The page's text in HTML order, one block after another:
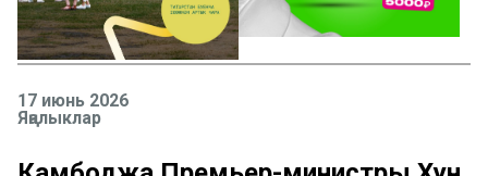
17 июнь 2026
Яңалыклар